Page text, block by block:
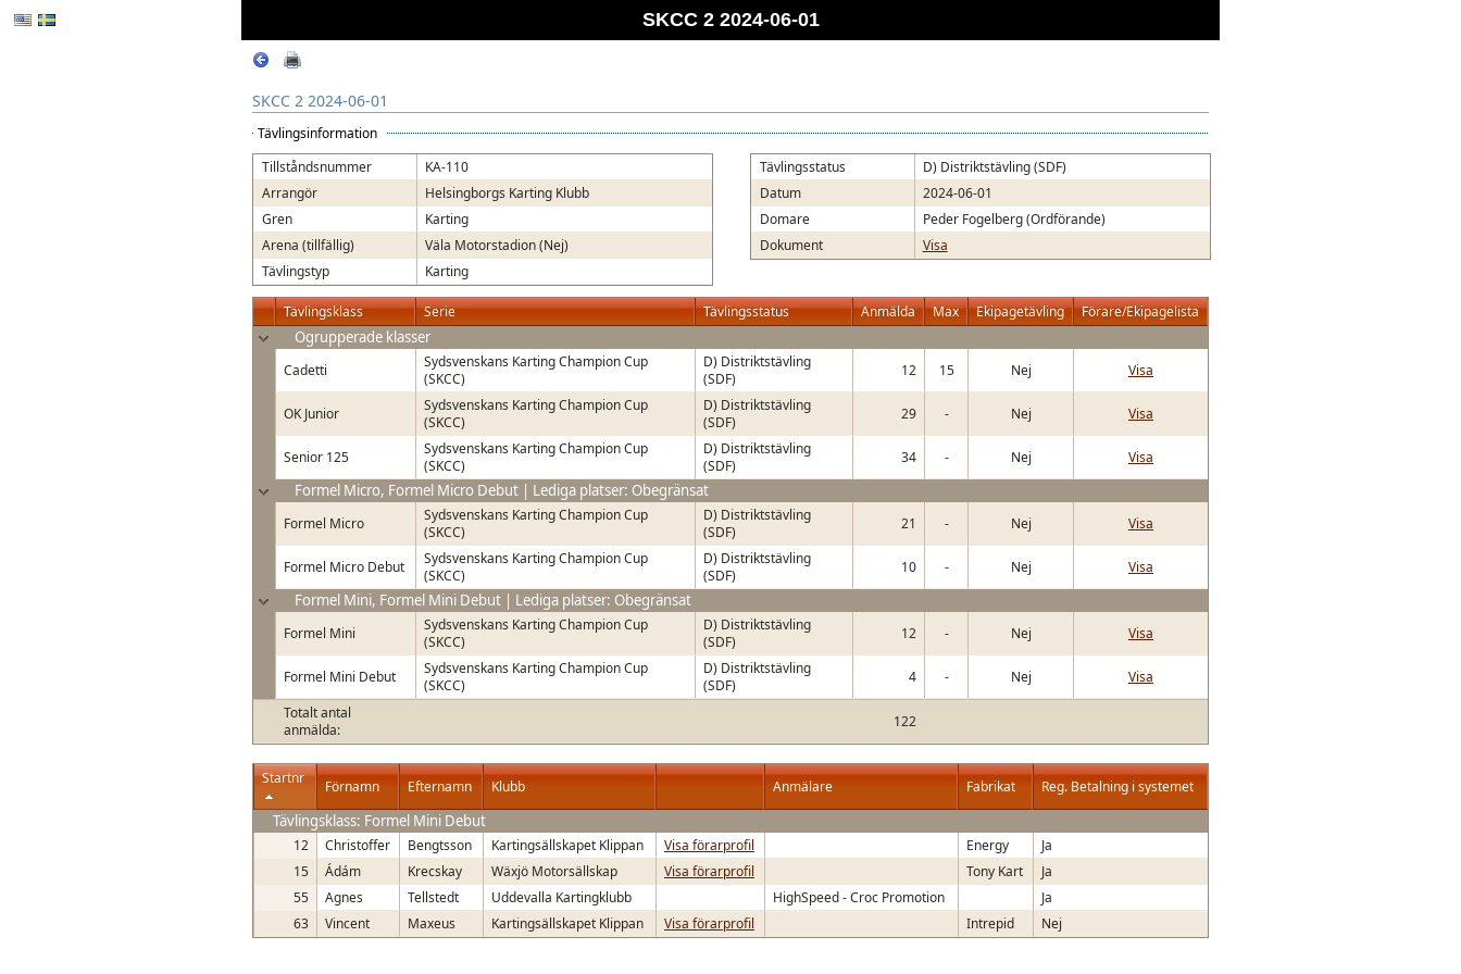
SKCC 2 2024-06-01
SKCC 2 2024-06-01
Tävlingsinformation
Tillståndsnummer
KA-110
Arrangör
Helsingborgs Karting Klubb
Gren
Karting
Arena (tillfällig)
Väla Motorstadion (Nej)
Tävlingstyp
Karting
Tävlingsstatus
D) Distriktstävling (SDF)
Datum
2024-06-01
Domare
Peder Fogelberg (Ordförande)
Dokument
Visa
Tävlingsklass Serie Tävlingsstatus Anmälda Max Ekipagetävling Förare/Ekipagelista
Totalt antal
anmälda:
122
Ogrupperade klasser
Cadetti
Sydsvenskans Karting Champion Cup
(SKCC)
D) Distriktstävling
(SDF)
12 15 Nej Visa
OK Junior
Sydsvenskans Karting Champion Cup
(SKCC)
D) Distriktstävling
(SDF)
29 - Nej Visa
Senior 125
Sydsvenskans Karting Champion Cup
(SKCC)
D) Distriktstävling
(SDF)
34 - Nej Visa
Formel Micro, Formel Micro Debut | Lediga platser: Obegränsat
Formel Micro
Sydsvenskans Karting Champion Cup
(SKCC)
D) Distriktstävling
(SDF)
21 - Nej Visa
Formel Micro Debut
Sydsvenskans Karting Champion Cup
(SKCC)
D) Distriktstävling
(SDF)
10 - Nej Visa
Formel Mini, Formel Mini Debut | Lediga platser: Obegränsat
Formel Mini
Sydsvenskans Karting Champion Cup
(SKCC)
D) Distriktstävling
(SDF)
12 - Nej Visa
Formel Mini Debut
Sydsvenskans Karting Champion Cup
(SKCC)
D) Distriktstävling
(SDF)
4 - Nej Visa
Startnr Förnamn Efternamn Klubb Anmälare Fabrikat Reg. Betalning i systemet
Tävlingsklass: Formel Mini Debut
12 Christoffer Bengtsson Kartingsällskapet Klippan Visa förarprofil Energy
Ja
15
Ádám Krecskay Wäxjö Motorsällskap Visa förarprofil Tony Kart
Ja
55
Agnes Tellstedt Uddevalla Kartingklubb HighSpeed - Croc Promotion
Ja
63
Vincent Maxeus Kartingsällskapet Klippan Visa förarprofil Intrepid Nej